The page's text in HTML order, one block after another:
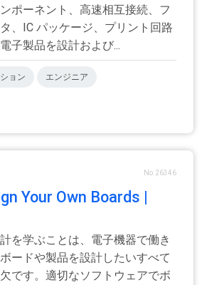
ポーネント、高速相互接続、フ
、IC パッケージ、プリント回路
子製品を設計および...
ョン エンジニア
No.26346
Your Own Boards |
を学ぶことは、電子機器で働き
ードや製品を設計したいすべて
です。適切なソフトウェアでボ